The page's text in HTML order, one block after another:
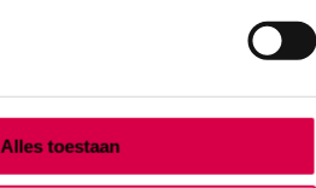
Alles toestaan